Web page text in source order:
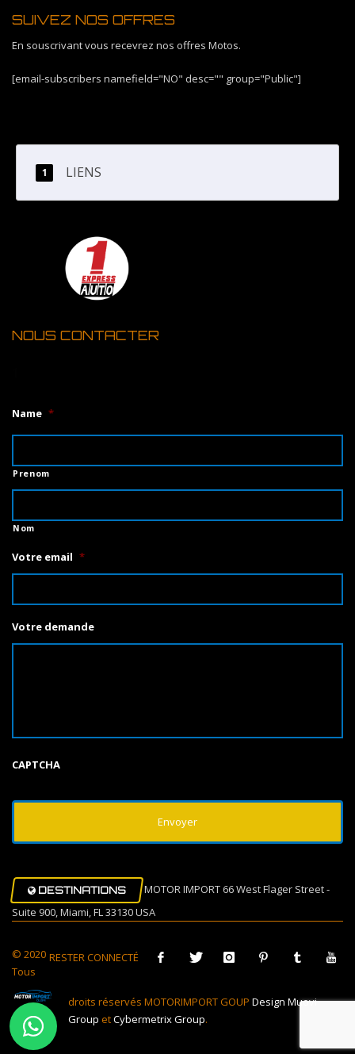
SUIVEZ NOS OFFRES
En souscrivant vous recevrez nos offres Motos.
[email-subscribers namefield="NO" desc="" group="Public"]
LIENS
NOUS CONTACTER
Name *
Prenom
Nom
Votre email *
Votre demande
CAPTCHA
DESTINATIONS
MOTOR IMPORT 66 West Flager Street -
Suite 900, Miami, FL 33130 USA
RESTER CONNECTÉ
© 2020
Tous
droits réservés MOTORIMPORT GOUP Design Muovi
Group etCybermetrix Group.